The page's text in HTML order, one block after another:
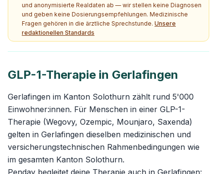
und anonymisierte Realdaten ab — wir stellen keine Diagnosen
und geben keine Dosierungsempfehlungen. Medizinische
Fragen gehören in die ärztliche Sprechstunde. Unsere
redaktionellen Standards
GLP-1-Therapie in Gerlafingen
Gerlafingen im Kanton Solothurn zählt rund 5'000
Einwohner:innen. Für Menschen in einer GLP-1-
Therapie (Wegovy, Ozempic, Mounjaro, Saxenda)
gelten in Gerlafingen dieselben medizinischen und
versicherungstechnischen Rahmenbedingungen wie
im gesamten Kanton Solothurn.
Penday begleitet deine Therapie auch in Gerlafingen: